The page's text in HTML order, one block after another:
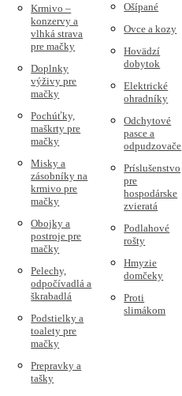
Krmivo –
konzervy a
vlhká strava
pre mačky
Doplnky
výživy pre
mačky
Pochúťky,
maškrty pre
mačky
Misky a
zásobníky na
krmivo pre
mačky
Obojky a
postroje pre
mačky
Pelechy,
odpočívadlá a
škrabadlá
Podstielky a
toalety pre
mačky
Prepravky a
tašky
Ošípané
Ovce a kozy
Hovädzí
dobytok
Elektrické
ohradníky
Odchytové
pasce a
odpudzovače
Príslušenstvo
pre
hospodárske
zvieratá
Podlahové
rošty
Hmyzie
domčeky
Proti
slimákom